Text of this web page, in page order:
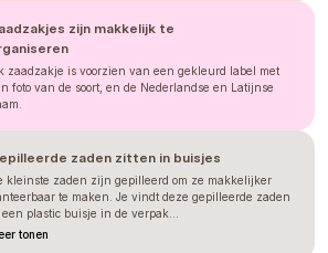
cínie jsou velmichoulostivé
bal, dopřejte jim tedy
4 - 5 týdnů od výsevušup s
Pokud přesazení
necháte sazenice přerůst,
narušíte kořenový bal a
může způsobit, že z
rostliny se stane zpět
zijn makkelijk te
zaadzakje is voorzien van een gekleurd label met
foto van de soort, en de Nederlandse en Latijnse
zaden zitten in buisjes
kleinste zaden zijn gepilleerd om ze makkelijker
te maken. Je vindt deze gepilleerde zaden
plastic buisje in de verpak...
tonen